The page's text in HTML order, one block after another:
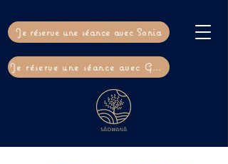
Je réserve une séance avec Sonia
Je réserve une séance avec Gaël